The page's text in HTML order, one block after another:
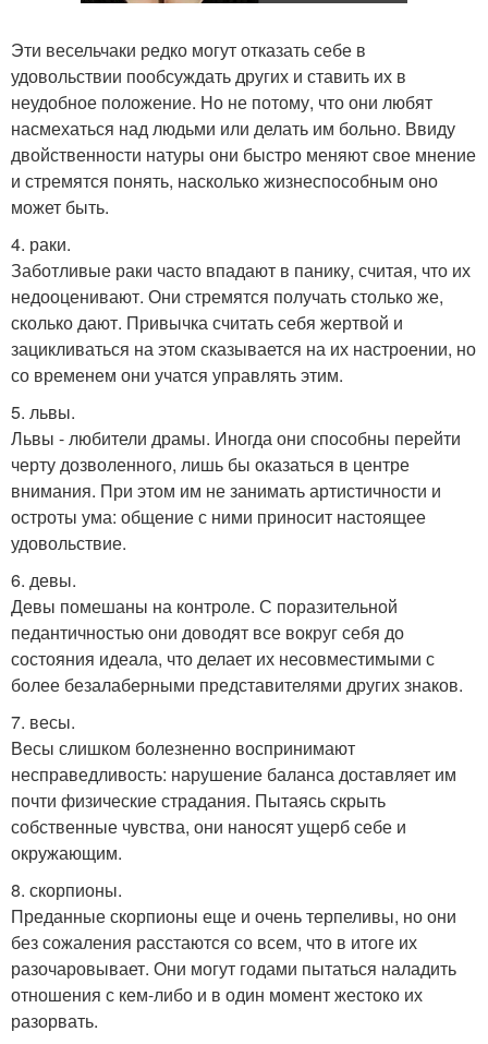
Эти весельчаки редко могут отказать себе в
удовольствии пообсуждать других и ставить их в
неудобное положение. Но не потому, что они любят
насмехаться над людьми или делать им больно. Ввиду
двойственности натуры они быстро меняют свое мнение
и стремятся понять, насколько жизнеспособным оно
может быть.
4. раки.
Заботливые раки часто впадают в панику, считая, что их
недооценивают. Они стремятся получать столько же,
сколько дают. Привычка считать себя жертвой и
зацикливаться на этом сказывается на их настроении, но
со временем они учатся управлять этим.
5. львы.
Львы - любители драмы. Иногда они способны перейти
черту дозволенного, лишь бы оказаться в центре
внимания. При этом им не занимать артистичности и
остроты ума: общение с ними приносит настоящее
удовольствие.
6. девы.
Девы помешаны на контроле. С поразительной
педантичностью они доводят все вокруг себя до
состояния идеала, что делает их несовместимыми с
более безалаберными представителями других знаков.
7. весы.
Весы слишком болезненно воспринимают
несправедливость: нарушение баланса доставляет им
почти физические страдания. Пытаясь скрыть
собственные чувства, они наносят ущерб себе и
окружающим.
8. скорпионы.
Преданные скорпионы еще и очень терпеливы, но они
без сожаления расстаются со всем, что в итоге их
разочаровывает. Они могут годами пытаться наладить
отношения с кем-либо и в один момент жестоко их
разорвать.